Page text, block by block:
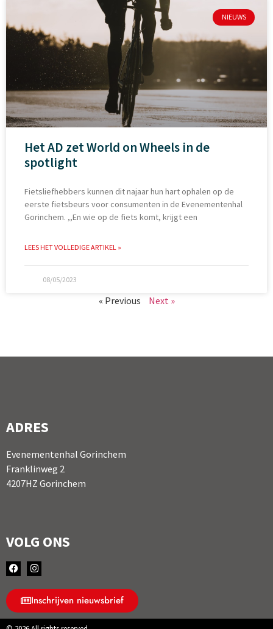
NIEUWS
Het AD zet World on Wheels in de
spotlight
Fietsliefhebbers kunnen dit najaar hun hart ophalen op de
eerste fietsbeurs voor consumenten in de Evenementenhal
Gorinchem. ,,En wie op de fiets komt, krijgt een
LEES HET VOLLEDIGE ARTIKEL »
08/05/2023
« Previous Next »
ADRES
Evenementenhal Gorinchem
Franklinweg 2
4207HZ Gorinchem
VOLG ONS
Inschrijven nieuwsbrief